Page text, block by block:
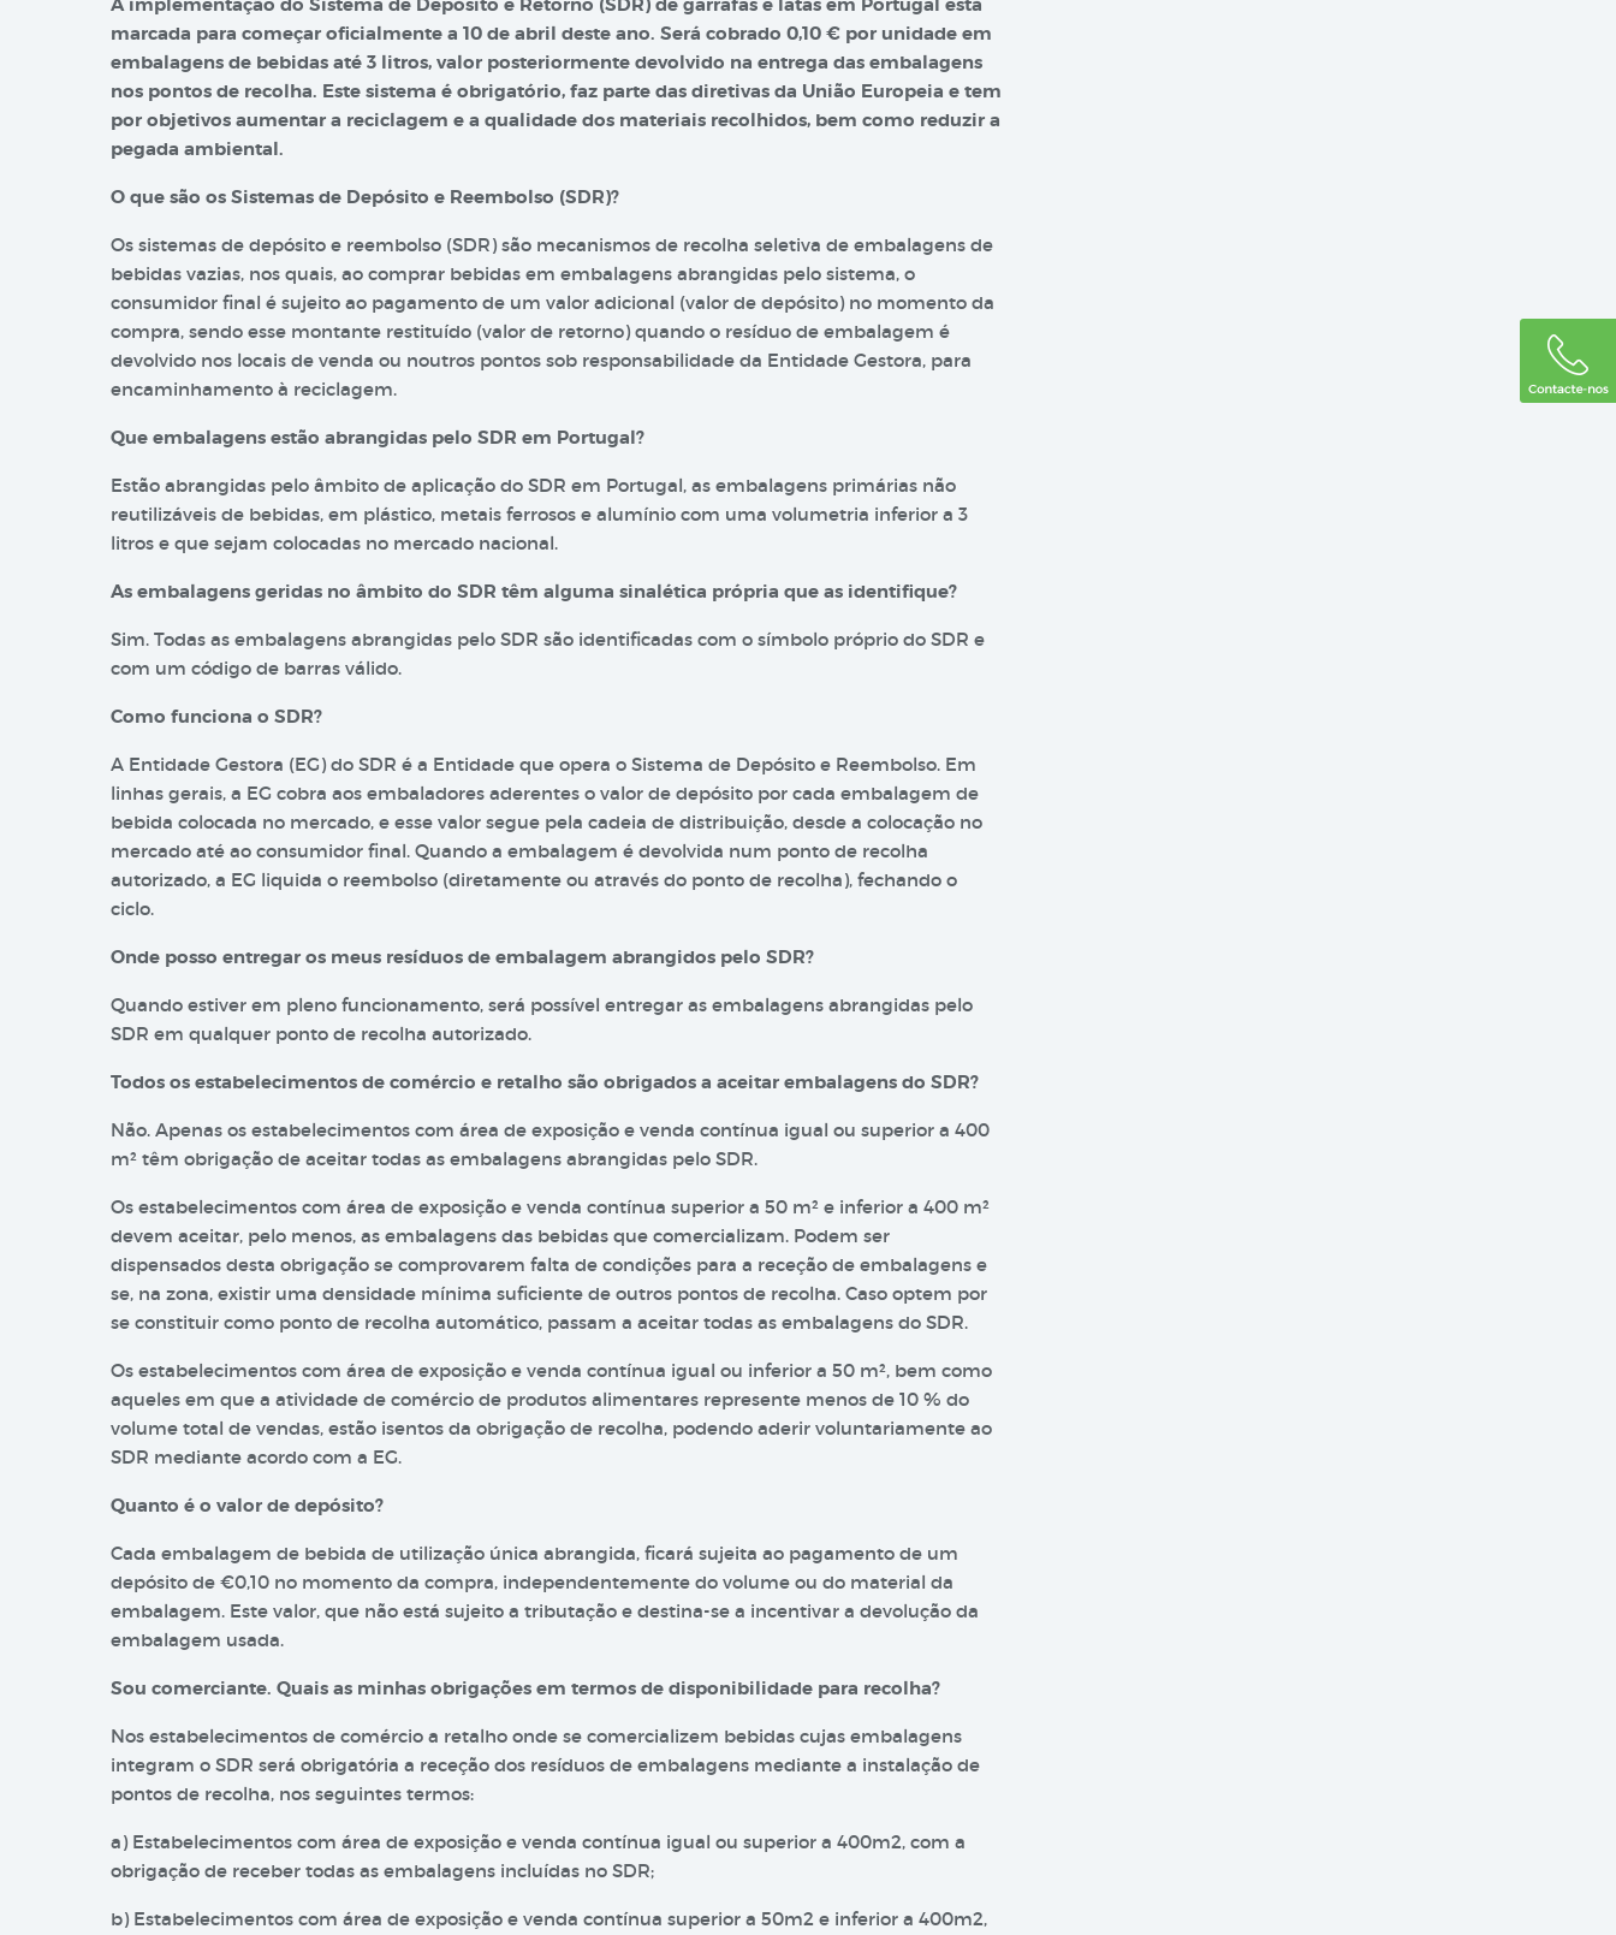
A implementação do Sistema de Depósito e Retorno (SDR) de garrafas e latas em Portugal está
marcada para começar oficialmente a 10 de abril deste ano. Será cobrado 0,10 € por unidade em
embalagens de bebidas até 3 litros, valor posteriormente devolvido na entrega das embalagens
nos pontos de recolha. Este sistema é obrigatório, faz parte das diretivas da União Europeia e tem
por objetivos aumentar a reciclagem e a qualidade dos materiais recolhidos, bem como reduzir a
pegada ambiental.
O que são os Sistemas de Depósito e Reembolso (SDR)?
Os sistemas de depósito e reembolso (SDR) são mecanismos de recolha seletiva de embalagens de
bebidas vazias, nos quais, ao comprar bebidas em embalagens abrangidas pelo sistema, o
consumidor final é sujeito ao pagamento de um valor adicional (valor de depósito) no momento da
compra, sendo esse montante restituído (valor de retorno) quando o resíduo de embalagem é
devolvido nos locais de venda ou noutros pontos sob responsabilidade da Entidade Gestora, para
encaminhamento à reciclagem.
Que embalagens estão abrangidas pelo SDR em Portugal?
Estão abrangidas pelo âmbito de aplicação do SDR em Portugal, as embalagens primárias não
reutilizáveis de bebidas, em plástico, metais ferrosos e alumínio com uma volumetria inferior a 3
litros e que sejam colocadas no mercado nacional.
As embalagens geridas no âmbito do SDR têm alguma sinalética própria que as identifique?
Sim. Todas as embalagens abrangidas pelo SDR são identificadas com o símbolo próprio do SDR e
com um código de barras válido.
Como funciona o SDR?
A Entidade Gestora (EG) do SDR é a Entidade que opera o Sistema de Depósito e Reembolso. Em
linhas gerais, a EG cobra aos embaladores aderentes o valor de depósito por cada embalagem de
bebida colocada no mercado, e esse valor segue pela cadeia de distribuição, desde a colocação no
mercado até ao consumidor final. Quando a embalagem é devolvida num ponto de recolha
autorizado, a EG liquida o reembolso (diretamente ou através do ponto de recolha), fechando o
ciclo.
Onde posso entregar os meus resíduos de embalagem abrangidos pelo SDR?
Quando estiver em pleno funcionamento, será possível entregar as embalagens abrangidas pelo
SDR em qualquer ponto de recolha autorizado.
Todos os estabelecimentos de comércio e retalho são obrigados a aceitar embalagens do SDR?
Não. Apenas os estabelecimentos com área de exposição e venda contínua igual ou superior a 400
m² têm obrigação de aceitar todas as embalagens abrangidas pelo SDR.
Os estabelecimentos com área de exposição e venda contínua superior a 50 m² e inferior a 400 m²
devem aceitar, pelo menos, as embalagens das bebidas que comercializam. Podem ser
dispensados desta obrigação se comprovarem falta de condições para a receção de embalagens e
se, na zona, existir uma densidade mínima suficiente de outros pontos de recolha. Caso optem por
se constituir como ponto de recolha automático, passam a aceitar todas as embalagens do SDR.
Os estabelecimentos com área de exposição e venda contínua igual ou inferior a 50 m², bem como
aqueles em que a atividade de comércio de produtos alimentares represente menos de 10 % do
volume total de vendas, estão isentos da obrigação de recolha, podendo aderir voluntariamente ao
SDR mediante acordo com a EG.
Quanto é o valor de depósito?
Cada embalagem de bebida de utilização única abrangida, ficará sujeita ao pagamento de um
depósito de €0,10 no momento da compra, independentemente do volume ou do material da
embalagem. Este valor, que não está sujeito a tributação e destina-se a incentivar a devolução da
embalagem usada.
Sou comerciante. Quais as minhas obrigações em termos de disponibilidade para recolha?
Nos estabelecimentos de comércio a retalho onde se comercializem bebidas cujas embalagens
integram o SDR será obrigatória a receção dos resíduos de embalagens mediante a instalação de
pontos de recolha, nos seguintes termos:
a) Estabelecimentos com área de exposição e venda contínua igual ou superior a 400m2, com a
obrigação de receber todas as embalagens incluídas no SDR;
b) Estabelecimentos com área de exposição e venda contínua superior a 50m2 e inferior a 400m2,